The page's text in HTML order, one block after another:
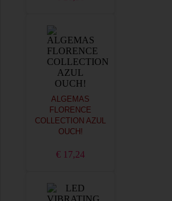
ALGEMAS
FLORENCE
COLLECTION AZUL
OUCH!
€ 17,24